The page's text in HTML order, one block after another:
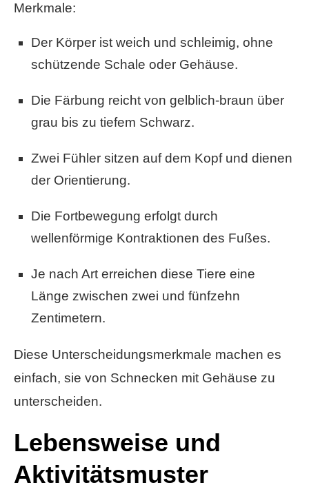
Merkmale:
Der Körper ist weich und schleimig, ohne
schützende Schale oder Gehäuse.
Die Färbung reicht von gelblich-braun über
grau bis zu tiefem Schwarz.
Zwei Fühler sitzen auf dem Kopf und dienen
der Orientierung.
Die Fortbewegung erfolgt durch
wellenförmige Kontraktionen des Fußes.
Je nach Art erreichen diese Tiere eine
Länge zwischen zwei und fünfzehn
Zentimetern.
Diese Unterscheidungsmerkmale machen es
einfach, sie von Schnecken mit Gehäuse zu
unterscheiden.
Lebensweise und
Aktivitätsmuster